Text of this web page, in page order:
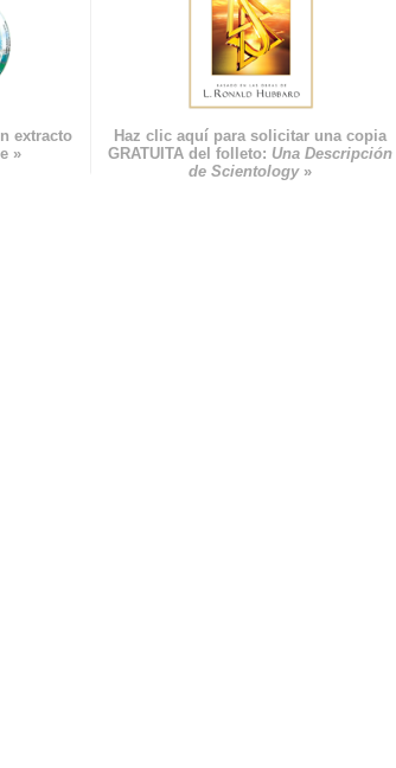
extracto
»
Haz clic aquí para solicitar una copia
GRATUITA del folleto: Una Descripción
de Scientology»